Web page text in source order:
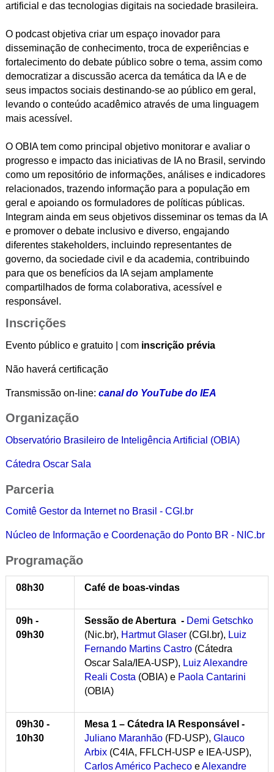
artificial e das tecnologias digitais na sociedade brasileira.
O podcast objetiva criar um espaço inovador para
disseminação de conhecimento, troca de experiências e
fortalecimento do debate público sobre o tema, assim como
democratizar a discussão acerca da temática da IA e de
seus impactos sociais destinando-se ao público em geral,
levando o conteúdo acadêmico através de uma linguagem
mais acessível.
O OBIA tem como principal objetivo monitorar e avaliar o
progresso e impacto das iniciativas de IA no Brasil, servindo
como um repositório de informações, análises e indicadores
relacionados, trazendo informação para a população em
geral e apoiando os formuladores de políticas públicas.
Integram ainda em seus objetivos disseminar os temas da IA
e promover o debate inclusivo e diverso, engajando
diferentes stakeholders, incluindo representantes de
governo, da sociedade civil e da academia, contribuindo
para que os benefícios da IA sejam amplamente
compartilhados de forma colaborativa, acessível e
responsável.
Inscrições
Evento público e gratuito | com inscrição prévia
Não haverá certificação
Transmissão on-line: canal do YouTube do IEA
Organização
Observatório Brasileiro de Inteligência Artificial (OBIA)
Cátedra Oscar Sala
Parceria
Comitê Gestor da Internet no Brasil - CGI.br
Núcleo de Informação e Coordenação do Ponto BR - NIC.br
Programação
08h30 Café de boas-vindas
09h -
09h30
Sessão de Abertura - Demi Getschko
(Nic.br), Hartmut Glaser (CGI.br), Luiz
Fernando Martins Castro(Cátedra
Oscar Sala/IEA-USP), Luiz Alexandre
Reali Costa (OBIA) e Paola Cantarini
(OBIA)
09h30 -
10h30
Mesa 1 – Cátedra IA Responsável -
Juliano Maranhão(FD-USP), Glauco
Arbix (C4IA, FFLCH-USP e IEA-USP),
Carlos Américo PachecoeAlexandre